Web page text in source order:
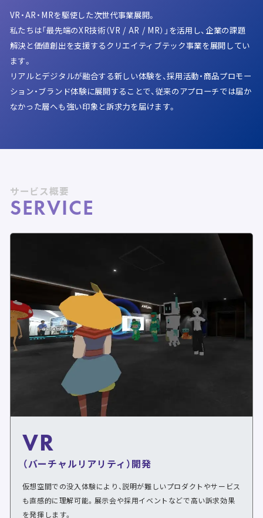
VR・AR・MRを駆使した次世代事業展開。
私たちは「最先端のXR技術（VR / AR / MR）」を活用し、企業の課題
解決と価値創出を支援するクリエイティブテック事業を展開してい
ます。
リアルとデジタルが融合する新しい体験を、採用活動・商品プロモー
ション・ブランド体験に展開することで、従来のアプローチでは届か
なかった層へも強い印象と訴求力を届けます。
サービス概要
SERVICE
VR
（バーチャルリアリティ）開発
仮想空間での没入体験により、説明が難しいプロダクトやサービス
も直感的に理解可能。展示会や採用イベントなどで高い訴求効果
を発揮します。